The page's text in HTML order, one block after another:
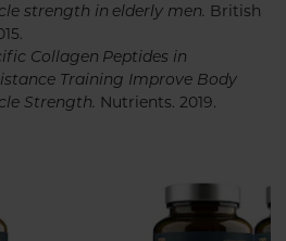
strength in elderly men. British
Collagen Peptides in
Training Improve Body
Strength. Nutrients. 2019.